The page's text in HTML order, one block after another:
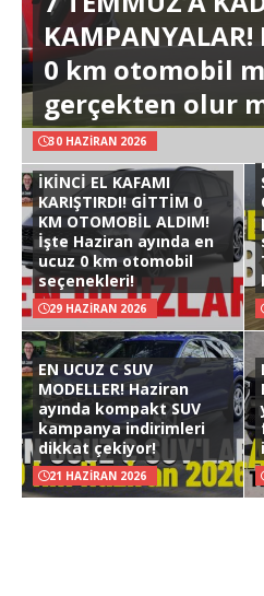
0 km otomobil
gerçekten olur
30 HAZIRAN 2026
İKİNCİ EL KAFAMI
KARIŞTIRDI! GİTTİM 0
KM OTOMOBİL ALDIM!
İşte Haziran ayında en
ucuz 0 km otomobil
seçenekleri!
29 HAZIRAN 2026
EN UCUZ C SUV
MODELLER! Haziran
ayında kompakt SUV
kampanya indirimleri
dikkat çekiyor!
21 HAZIRAN 2026